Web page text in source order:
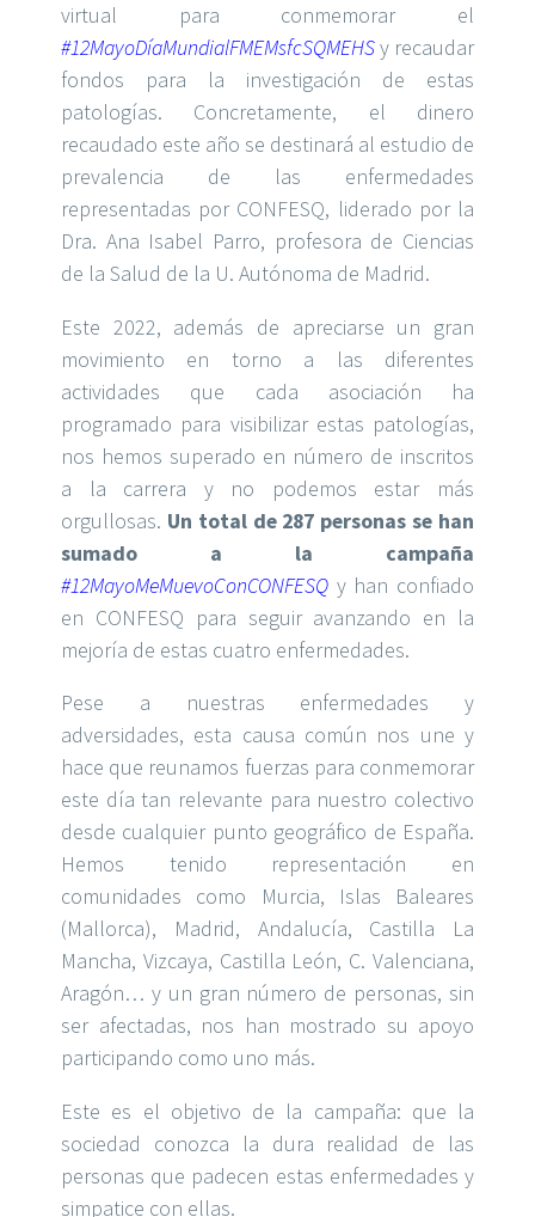
virtual para conmemorar el
#12MayoDíaMundialFMEMsfcSQMEHSy recaudar
fondos para la investigación de estas
patologías. Concretamente, el dinero
recaudado este año se destinará al estudio de
prevalencia de las enfermedades
representadas por CONFESQ, liderado por la
Dra. Ana Isabel Parro, profesora de Ciencias
de la Salud de la U. Autónoma de Madrid.
Este 2022, además de apreciarse un gran
movimiento en torno a las diferentes
actividades que cada asociación ha
programado para visibilizar estas patologías,
nos hemos superado en número de inscritos
a la carrera y no podemos estar más
orgullosas. Un total de 287 personas se han
sumado a la campaña
#12MayoMeMuevoConCONFESQ y han confiado
en CONFESQ para seguir avanzando en la
mejoría de estas cuatro enfermedades.
Pese a nuestras enfermedades y
adversidades, esta causa común nos une y
hace que reunamos fuerzas para conmemorar
este día tan relevante para nuestro colectivo
desde cualquier punto geográfico de España.
Hemos tenido representación en
comunidades como Murcia, Islas Baleares
(Mallorca), Madrid, Andalucía, Castilla La
Mancha, Vizcaya, Castilla León, C. Valenciana,
Aragón… y un gran número de personas, sin
ser afectadas, nos han mostrado su apoyo
participando como uno más.
Este es el objetivo de la campaña: que la
sociedad conozca la dura realidad de las
personas que padecen estas enfermedades y
simpatice con ellas.